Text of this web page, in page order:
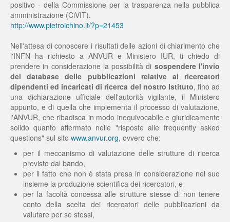
positivo - della Commissione per la trasparenza nella pubblica
amministrazione (CiVIT).
http://www.pietroichino.it/?p=21453
Nell'attesa di conoscere i risultati delle azioni di chiarimento che
l'INFN ha richiesto a ANVUR e Ministero IUR, ti chiedo di
prendere in considerazione la possibilità di sospendere l'invio
del database delle pubblicazioni relative ai ricercatori
dipendenti ed incaricati di ricerca del nostro Istituto, fino ad
una dichiarazione ufficiale dell'autorità vigilante, il Ministero
appunto, e di quella che implementa il processo di valutazione,
l'ANVUR, che ribadisca in modo inequivocabile e giuridicamente
solido quanto affermato nelle "risposte alle frequently asked
questions" sul sito www.anvur.org, ovvero che:
per il meccanismo di valutazione delle strutture di ricerca
previsto dal bando,
per il fatto che non è stata presa in considerazione nel suo
insieme la produzione scientifica dei ricercatori, e
per la facoltà concessa alle strutture stesse di non tenere
conto della scelta dei ricercatori delle pubblicazioni da
valutare per se stessi,